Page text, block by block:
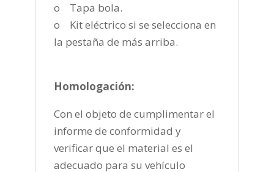
o Tapa bola.
o Kit eléctrico si se selecciona en
la pestaña de más arriba.
Homologación:
Con el objeto de cumplimentar el
informe de conformidad y
verificar que el material es el
adecuado para su vehículo